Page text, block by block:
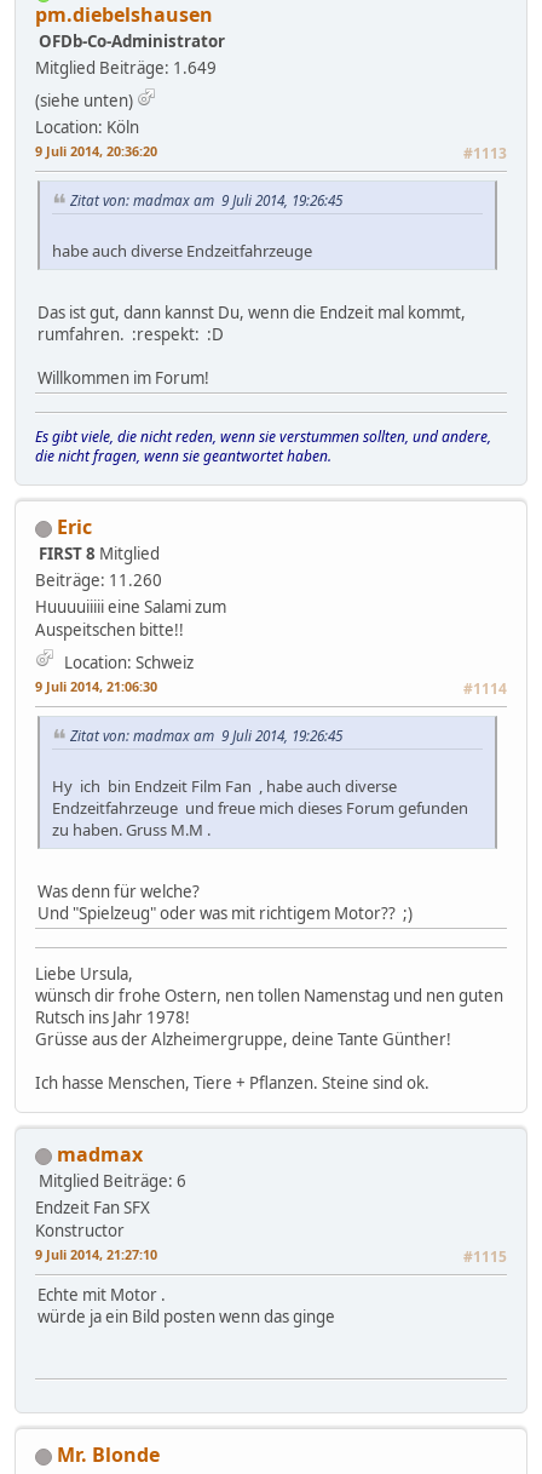
pm.diebelshausen
OFDb-Co-Administrator
Mitglied Beiträge: 1.649
(siehe unten)
Location: Köln
9 Juli 2014, 20:36:20 #1113
Zitat von: madmax am 9 Juli 2014, 19:26:45
habe auch diverse Endzeitfahrzeuge
Das ist gut, dann kannst Du, wenn die Endzeit mal kommt,
rumfahren. :respekt: :D
Willkommen im Forum!
Es gibt viele, die nicht reden, wenn sie verstummen sollten, und andere,
die nicht fragen, wenn sie geantwortet haben.
Eric
FIRST 8 Mitglied
Beiträge: 11.260
Huuuuiiiii eine Salami zum
Auspeitschen bitte!!
Location: Schweiz
9 Juli 2014, 21:06:30 #1114
Zitat von: madmax am 9 Juli 2014, 19:26:45
Hy ich bin Endzeit Film Fan , habe auch diverse
Endzeitfahrzeuge und freue mich dieses Forum gefunden
zu haben. Gruss M.M .
Was denn für welche?
Und "Spielzeug" oder was mit richtigem Motor?? ;)
Liebe Ursula,
wünsch dir frohe Ostern, nen tollen Namenstag und nen guten
Rutsch ins Jahr 1978!
Grüsse aus der Alzheimergruppe, deine Tante Günther!
Ich hasse Menschen, Tiere + Pflanzen. Steine sind ok.
madmax
Mitglied Beiträge: 6
Endzeit Fan SFX
Konstructor
9 Juli 2014, 21:27:10 #1115
Echte mit Motor .
würde ja ein Bild posten wenn das ginge
Mr. Blonde